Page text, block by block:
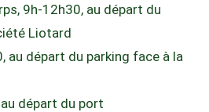
9h-12h30, au départ du
Liotard
au départ du parking face à la
départ du port